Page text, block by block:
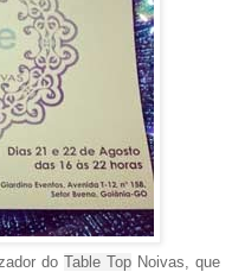
do Table Top Noivas , que